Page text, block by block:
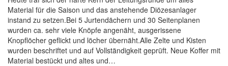
Material für die Saison und das anstehende Diözesanlager
instand zu setzen.Bei 5 Jurtendächern und 30 Seitenplanen
wurden ca. sehr viele Knöpfe angenäht, ausgerissene
Knopflöcher geflickt und löcher übernäht.Alle Zelte und Kisten
wurden beschriftet und auf Vollständigkeit geprüft. Neue Koffer mit
Material bestückt und altes und…